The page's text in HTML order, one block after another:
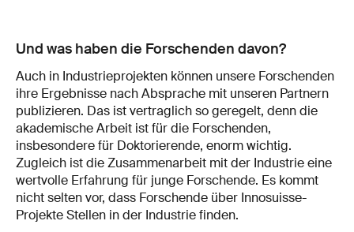
Und was haben die Forschenden davon?
Auch in Industrieprojekten können unsere Forschenden
ihre Ergebnisse nach Absprache mit unseren Partnern
publizieren. Das ist vertraglich so geregelt, denn die
akademische Arbeit ist für die Forschenden,
insbesondere für Doktorierende, enorm wichtig.
Zugleich ist die Zusammenarbeit mit der Industrie eine
wertvolle Erfahrung für junge Forschende. Es kommt
nicht selten vor, dass Forschende über Innosuisse-
Projekte Stellen in der Industrie finden.